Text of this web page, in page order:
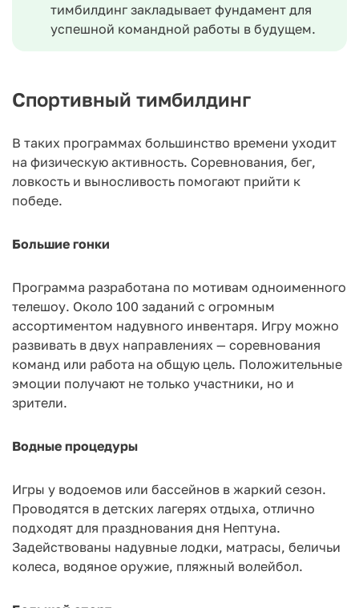
тимбилдинг закладывает фундамент для
успешной командной работы в будущем.
Спортивный тимбилдинг
В таких программах большинство времени уходит
на физическую активность. Соревнования, бег,
ловкость и выносливость помогают прийти к
победе.
Большие гонки
Программа разработана по мотивам одноименного
телешоу. Около 100 заданий с огромным
ассортиментом надувного инвентаря. Игру можно
развивать в двух направлениях — соревнования
команд или работа на общую цель. Положительные
эмоции получают не только участники, но и
зрители.
Водные процедуры
Игры у водоемов или бассейнов в жаркий сезон.
Проводятся в детских лагерях отдыха, отлично
подходят для празднования дня Нептуна.
Задействованы надувные лодки, матрасы, беличьи
колеса, водяное оружие, пляжный волейбол.